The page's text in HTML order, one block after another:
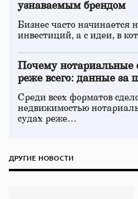
узнаваемым брендом
Бизнес часто начинается
инвестиций, а с идеи, в
Почему нотариальные
реже всего: данные за
Среди всех форматов
недвижимостью
судах реже…
ДРУГИЕ НОВОСТИ